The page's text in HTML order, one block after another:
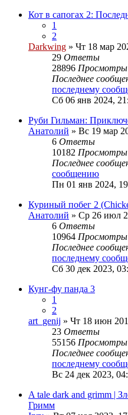
Кот в сапогах 2:
1
2
Darkwing » Чт 18 мар
29 Ответы
28896 Просмотры
Последнее
последнему
Сб 06 янв 2024,
Руби Гильман:
Анатолий » Вс 19 мар
6 Ответы
10182 Просмотры
Последнее
сообщению
Пн 01 янв 2024,
Куриный побег 2
Анатолий » Ср 26 июл
6 Ответы
10964 Просмотры
Последнее
последнему
Сб 30 дек 2023,
Кунг-фу панда 3
1
2
art_genij » Чт 18 июн
23 Ответы
55156 Просмотры
Последнее
последнему
Вс 24 дек 2023,
A tale dark and grimm |
Гримм